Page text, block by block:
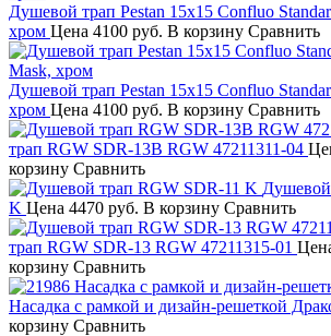
Душевой трап Pestan 15х15 Confluo
хром Цена 4100 руб. В корзину Сравнить
Душевой трап Pestan 15х15 Confluo
хром Цена 4100 руб. В корзину Сравнить
трап RGW SDR-13B RGW 47211311-04
корзину Сравнить
Душевой
K Цена 4470 руб. В корзину Сравнить
трап RGW SDR-13 RGW 47211315-01
корзину Сравнить
Насадка с рамкой и дизайн-решеткой
корзину Сравнить